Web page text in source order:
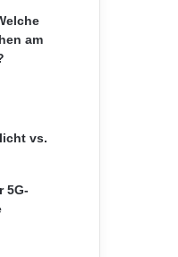
am
vs.
5G-